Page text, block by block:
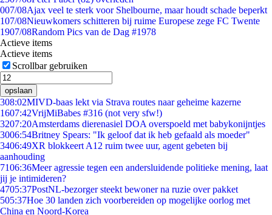
007/08Ajax veel te sterk voor Shelbourne, maar houdt schade beperkt
107/08Nieuwkomers schitteren bij ruime Europese zege FC Twente
1907/08Random Pics van de Dag #1978
Actieve items
Actieve items
Scrollbar gebruiken
opslaan
308:02MIVD-baas lekt via Strava routes naar geheime kazerne
1607:42VrijMiBabes #316 (not very sfw!)
3207:20Amsterdams dierenasiel DOA overspoeld met babykonijntjes
3006:54Britney Spears: "Ik geloof dat ik heb gefaald als moeder"
3406:49XR blokkeert A12 ruim twee uur, agent gebeten bij
aanhouding
7106:36Meer agressie tegen een andersluidende politieke mening, laat
jij je intimideren?
4705:37PostNL-bezorger steekt bewoner na ruzie over pakket
505:37Hoe 30 landen zich voorbereiden op mogelijke oorlog met
China en Noord-Korea